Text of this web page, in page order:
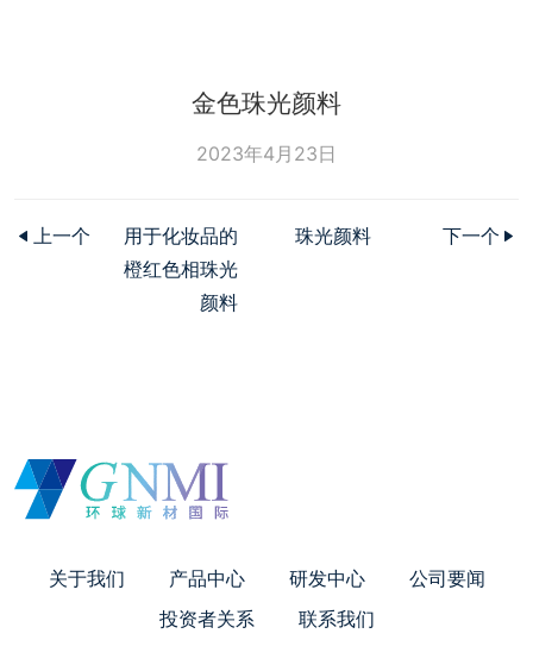
金色珠光颜料
2023年4月23日
上一个
用于化妆品的
橙红色相珠光
颜料
珠光颜料 下一个
关于我们 产品中心 研发中心
公司要闻
投资者关系
联系我们